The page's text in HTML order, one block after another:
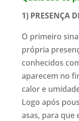
1) PRESENÇA
O primeiro
própria
conhecidos
aparecem no
calor e
Logo após
asas, para que